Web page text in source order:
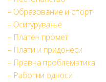
– Образование и спорт
– Осигурување
– Платен промет
– Плати и придонеси
– Правна проблематика
– Работни односи